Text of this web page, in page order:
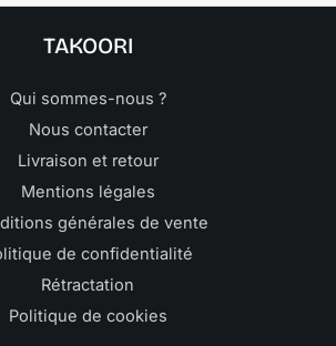
TAKOORI
Qui sommes-nous ?
Nous contacter
Livraison et retour
Mentions légales
générales de vente
de confidentialité
Rétractation
Politique de cookies